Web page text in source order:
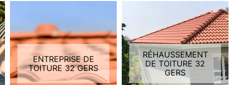
ENTREPRISE DE
TOITURE 32 GERS
RÉHAUSSEMENT
DE TOITURE 32
GERS